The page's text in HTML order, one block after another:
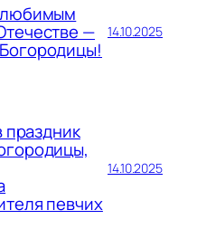
любимым
— 14.10.2025
праздник
певчих
14.10.2025